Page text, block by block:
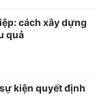
cách xây dựng
quả
kiện quyết định